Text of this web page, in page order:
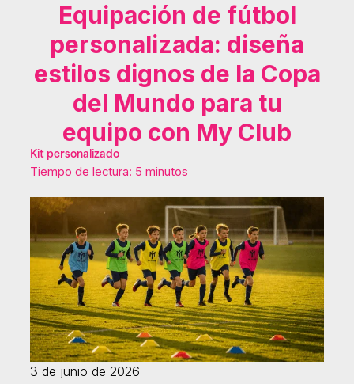
Equipación de fútbol
personalizada: diseña
estilos dignos de la Copa
del Mundo para tu
equipo con My Club
Kit personalizado
Tiempo de lectura: 5 minutos
3 de junio de 2026